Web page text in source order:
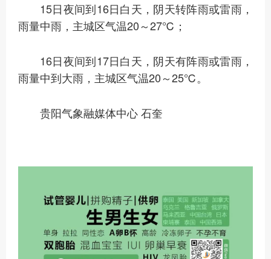
15日夜间到16日白天，阴天转阵雨或雷雨，
雨量中雨，主城区气温20～27℃；
16日夜间到17日白天，阴天有阵雨或雷雨，
雨量中到大雨，主城区气温20～25℃。
贵阳气象融媒体中心 石奎